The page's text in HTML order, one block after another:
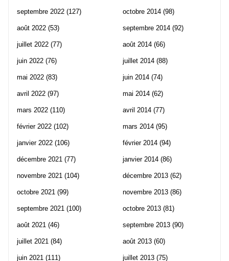
septembre 2022 (127)
août 2022 (53)
juillet 2022 (77)
juin 2022 (76)
mai 2022 (83)
avril 2022 (97)
mars 2022 (110)
février 2022 (102)
janvier 2022 (106)
décembre 2021 (77)
novembre 2021 (104)
octobre 2021 (99)
septembre 2021 (100)
août 2021 (46)
juillet 2021 (84)
juin 2021 (111)
octobre 2014 (98)
septembre 2014 (92)
août 2014 (66)
juillet 2014 (88)
juin 2014 (74)
mai 2014 (62)
avril 2014 (77)
mars 2014 (95)
février 2014 (94)
janvier 2014 (86)
décembre 2013 (62)
novembre 2013 (86)
octobre 2013 (81)
septembre 2013 (90)
août 2013 (60)
juillet 2013 (75)